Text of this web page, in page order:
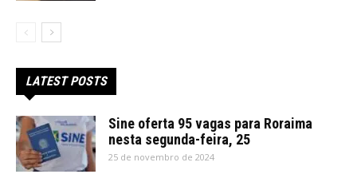
LATEST POSTS
Sine oferta 95 vagas para Roraima
nesta segunda-feira, 25
25 de novembro de 2024